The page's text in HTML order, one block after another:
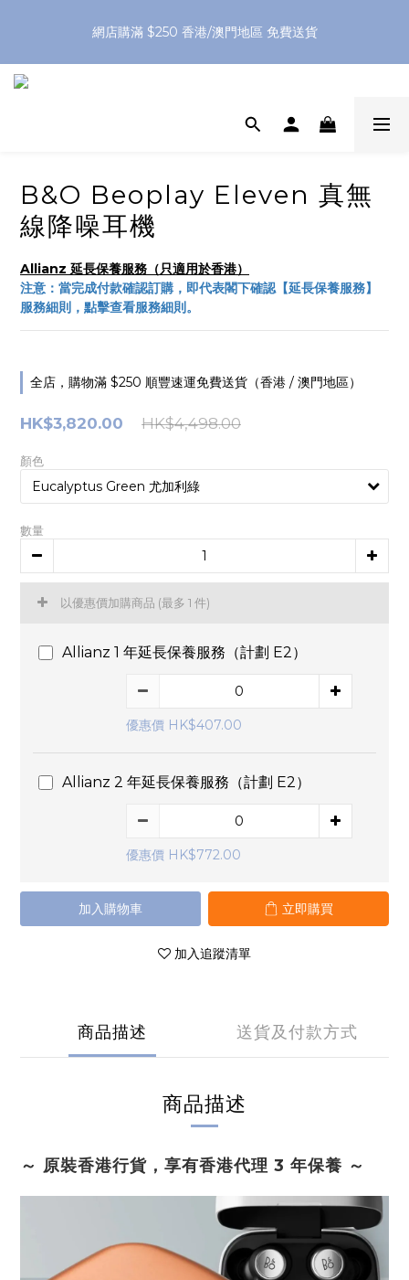
網店購滿 $250 香港/澳門地區 免費送貨
XPay（先買後付 免息分 3 期）- 新用戶首次消費滿 HK$100 即
B&O Beoplay Eleven 真無
線降噪耳機
Allianz 延長保養服務（只適用於香港）
注意：當完成付款確認訂購，即代表閣下確認【延長保養服務】
服務細則，點擊查看服務細則。
全店，購物滿 $250 順豐速運免費送貨（香港 / 澳門地區）
HK$4,498.00
HK$3,820.00
顏色
數量
以優惠價加購商品 (最多 1 件)
Allianz 1 年延長保養服務（計劃 E2）
優惠價 HK$407.00
Allianz 2 年延長保養服務（計劃 E2）
優惠價 HK$772.00
加入購物車 立即購買
加入追蹤清單
商品描述 送貨及付款方式
商品描述
～ 原裝香港行貨，享有香港代理 3 年保養 ～